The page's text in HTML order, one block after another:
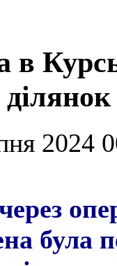
в
2024
була